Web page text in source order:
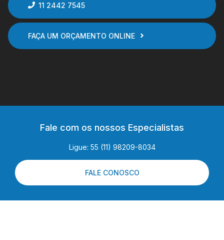
11 2442 7545
FAÇA UM ORÇAMENTO ONLINE
Fale com os nossos Especialistas
Ligue: 55 (11) 98209-8034
FALE CONOSCO